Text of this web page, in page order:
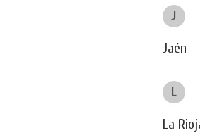
J
Jaén
L
La